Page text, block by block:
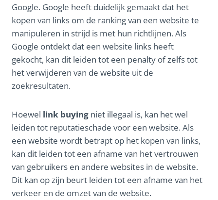
Google. Google heeft duidelijk gemaakt dat het
kopen van links om de ranking van een website te
manipuleren in strijd is met hun richtlijnen. Als
Google ontdekt dat een website links heeft
gekocht, kan dit leiden tot een penalty of zelfs tot
het verwijderen van de website uit de
zoekresultaten.
Hoewel link buying niet illegaal is, kan het wel
leiden tot reputatieschade voor een website. Als
een website wordt betrapt op het kopen van links,
kan dit leiden tot een afname van het vertrouwen
van gebruikers en andere websites in de website.
Dit kan op zijn beurt leiden tot een afname van het
verkeer en de omzet van de website.